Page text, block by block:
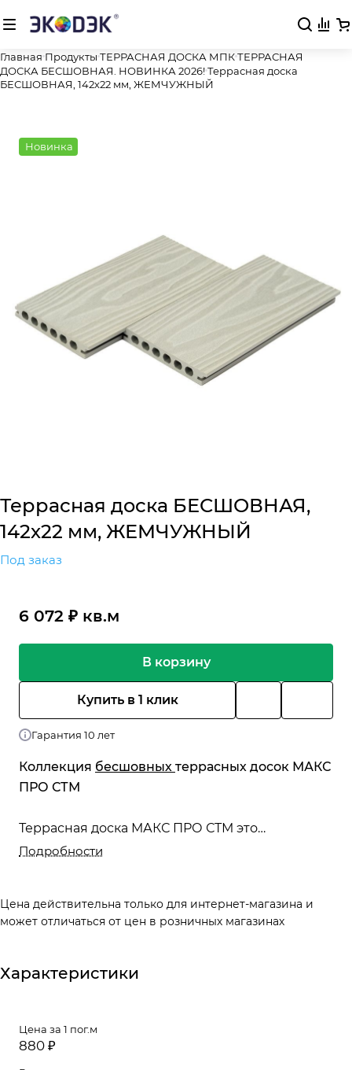
Главная Продукты ТЕРРАСНАЯ ДОСКА МПКТЕРРАСНАЯ
ДОСКА БЕСШОВНАЯ. НОВИНКА 2026!Террасная доска
БЕСШОВНАЯ, 142х22 мм, ЖЕМЧУЖНЫЙ
Новинка
Террасная доска БЕСШОВНАЯ,
142х22 мм, ЖЕМЧУЖНЫЙ
Под заказ
6 072 ₽ кв.м
В корзину
Купить в 1 клик
Гарантия 10 лет
Коллекция бесшовных террасных досок МАКС
ПРО СТМ
Террасная доска МАКС ПРО СТМ это
односторонний пустотелый усиленный
и террас и прочих объектов с высокими
нагрузками.
Подробности
Цена действительна только для интернет-магазина и
может отличаться от цен в розничных магазинах
Характеристики
Цена за 1 пог.м
880 ₽